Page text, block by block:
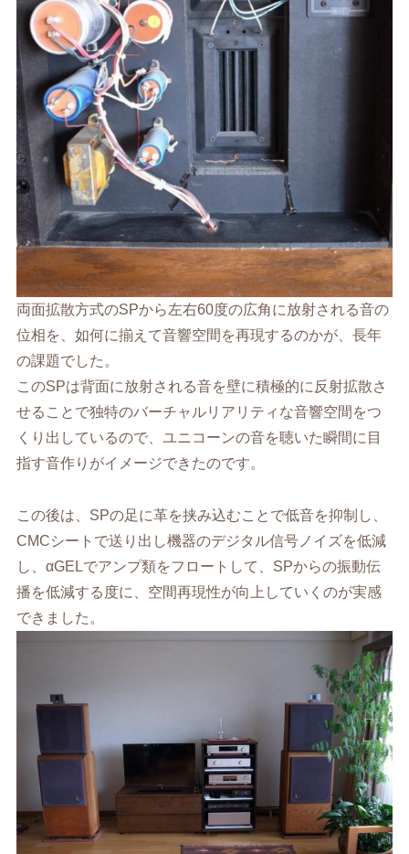
両面拡散方式のSPから左右60度の広角に放射される音の
位相を、如何に揃えて音響空間を再現するのかが、長年
の課題でした。
このSPは背面に放射される音を壁に積極的に反射拡散さ
せることで独特のバーチャルリアリティな音響空間をつ
くり出しているので、ユニコーンの音を聴いた瞬間に目
指す音作りがイメージできたのです。
この後は、SPの足に革を挟み込むことで低音を抑制し、
CMCシートで送り出し機器のデジタル信号ノイズを低減
し、αGELでアンプ類をフロートして、SPからの振動伝
播を低減する度に、空間再現性が向上していくのが実感
できました。